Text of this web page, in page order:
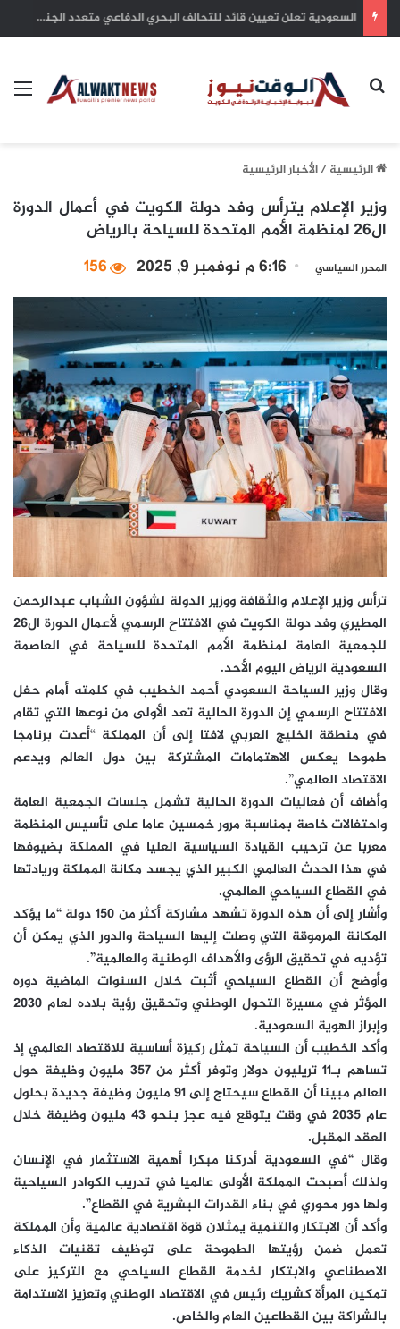
بلدية الكويت: التزام أصحاب الأعمال بترخيص أنشطتهم التجارية ضمان للاستدامة وحماية للاستثمارات
بحث عن
الرئيسية/الأخبار الرئيسية
وزير الإعلام يترأس وفد دولة الكويت في أعمال الدورة
ال26 لمنظمة الأمم المتحدة للسياحة بالرياض
المحرر السياسي 6:16 م نوفمبر 9, 2025 156
ترأس وزير الإعلام والثقافة ووزير الدولة لشؤون الشباب عبدالرحمن
المطيري وفد دولة الكويت في الافتتاح الرسمي لأعمال الدورة ال26
للجمعية العامة لمنظمة الأمم المتحدة للسياحة في العاصمة
السعودية الرياض اليوم الأحد.
وقال وزير السياحة السعودي أحمد الخطيب في كلمته أمام حفل
الافتتاح الرسمي إن الدورة الحالية تعد الأولى من نوعها التي تقام
في منطقة الخليج العربي لافتا إلى أن المملكة “أعدت برنامجا
طموحا يعكس الاهتمامات المشتركة بين دول العالم ويدعم
الاقتصاد العالمي”.
وأضاف أن فعاليات الدورة الحالية تشمل جلسات الجمعية العامة
واحتفالات خاصة بمناسبة مرور خمسين عاما على تأسيس المنظمة
معربا عن ترحيب القيادة السياسية العليا في المملكة بضيوفها
في هذا الحدث العالمي الكبير الذي يجسد مكانة المملكة وريادتها
في القطاع السياحي العالمي.
وأشار إلى أن هذه الدورة تشهد مشاركة أكثر من 150 دولة “ما يؤكد
المكانة المرموقة التي وصلت إليها السياحة والدور الذي يمكن أن
تؤديه في تحقيق الرؤى والأهداف الوطنية والعالمية”.
وأوضح أن القطاع السياحي أثبت خلال السنوات الماضية دوره
المؤثر في مسيرة التحول الوطني وتحقيق رؤية بلاده لعام 2030
وإبراز الهوية السعودية.
وأكد الخطيب أن السياحة تمثل ركيزة أساسية للاقتصاد العالمي إذ
تساهم بـ11 تريليون دولار وتوفر أكثر من 357 مليون وظيفة حول
العالم مبينا أن القطاع سيحتاج إلى 91 مليون وظيفة جديدة بحلول
عام 2035 في وقت يتوقع فيه عجز بنحو 43 مليون وظيفة خلال
العقد المقبل.
وقال “في السعودية أدركنا مبكرا أهمية الاستثمار في الإنسان
ولذلك أصبحت المملكة الأولى عالميا في تدريب الكوادر السياحية
ولها دور محوري في بناء القدرات البشرية في القطاع”.
وأكد أن الابتكار والتنمية يمثلان قوة اقتصادية عالمية وأن المملكة
تعمل ضمن رؤيتها الطموحة على توظيف تقنيات الذكاء
الاصطناعي والابتكار لخدمة القطاع السياحي مع التركيز على
تمكين المرأة كشريك رئيس في الاقتصاد الوطني وتعزيز الاستدامة
بالشراكة بين القطاعين العام والخاص.